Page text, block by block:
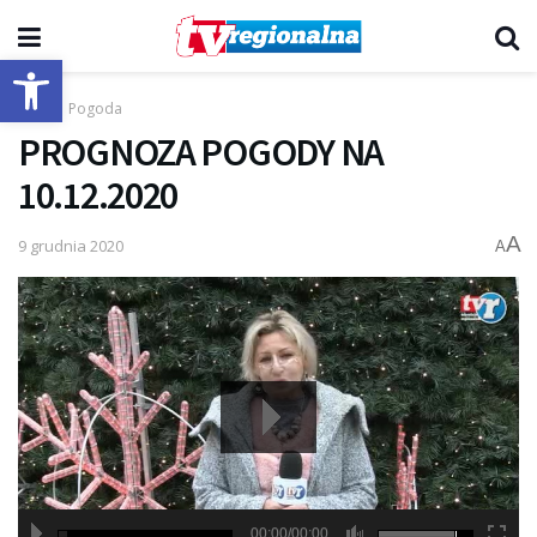
Otwórz pasek narzędzi
Start Pogoda
PROGNOZA POGODY NA
10.12.2020
9 grudnia 2020 AA
00:00/00:00